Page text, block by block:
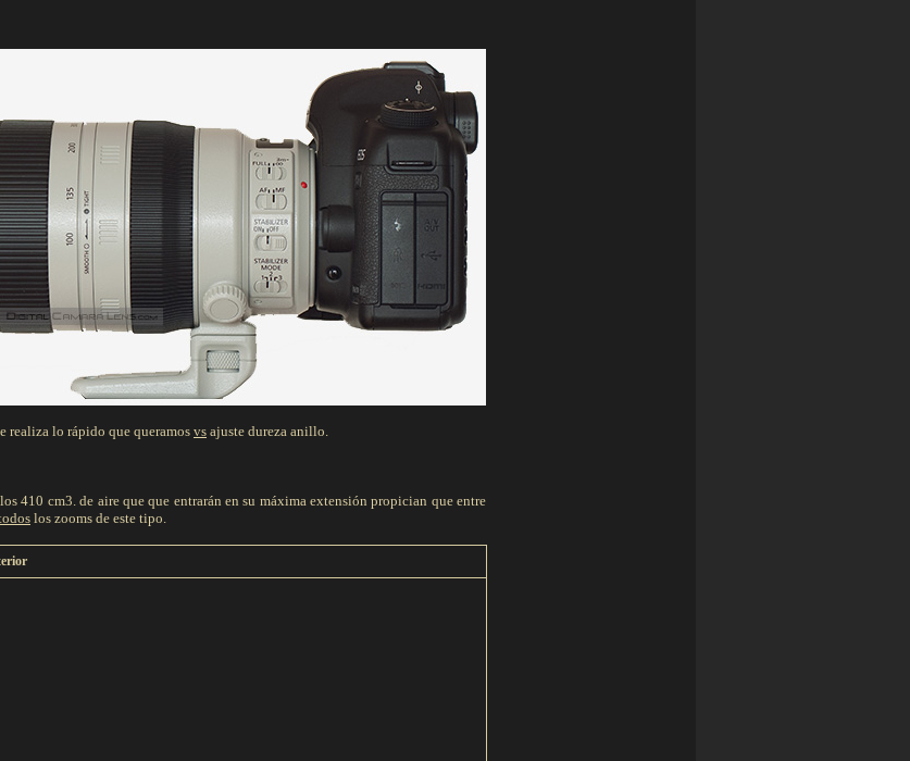
realiza lo rápido que queramosvs ajuste dureza anillo.
410 cm3. de aire que que entrarán en su máxima extensión propician que entre
los zooms de este tipo.